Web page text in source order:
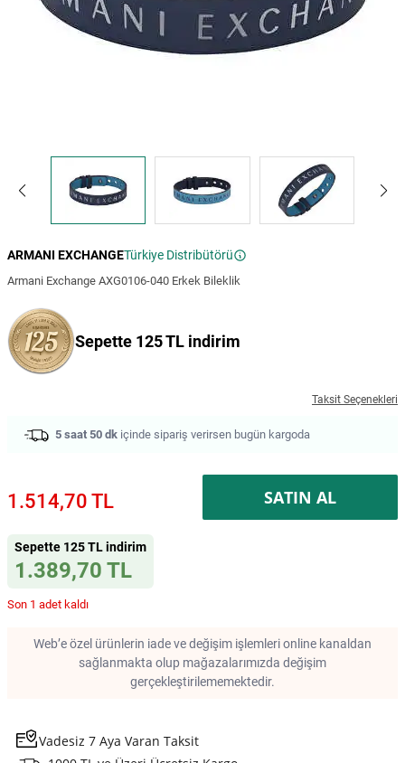
ARMANI EXCHANGETürkiye Distribütörü
Armani Exchange AXG0106-040 Erkek Bileklik
Sepette 125 TL indirim
Taksit Seçenekleri
5 saat 50 dk içinde sipariş verirsen bugün kargoda
1.514,70 TL SATIN AL
Sepette 125 TL indirim
1.389,70 TL
Son 1 adet kaldı
Web’e özel ürünlerin iade ve değişim işlemleri online kanaldan
sağlanmakta olup mağazalarımızda değişim
gerçekleştirilememektedir.
Vadesiz 7 Aya Varan Taksit